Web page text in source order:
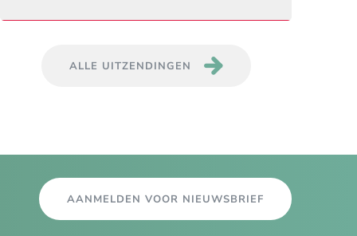
ALLE UITZENDINGEN
AANMELDEN VOOR NIEUWSBRIEF